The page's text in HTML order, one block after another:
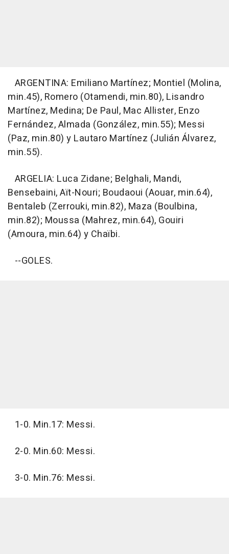
ARGENTINA: Emiliano Martínez; Montiel (Molina,
min.45), Romero (Otamendi, min.80), Lisandro
Martínez, Medina; De Paul, Mac Allister, Enzo
Fernández, Almada (González, min.55); Messi
(Paz, min.80) y Lautaro Martínez (Julián Álvarez,
min.55).
ARGELIA: Luca Zidane; Belghali, Mandi,
Bensebaini, Aït-Nouri; Boudaoui (Aouar, min.64),
Bentaleb (Zerrouki, min.82), Maza (Boulbina,
min.82); Moussa (Mahrez, min.64), Gouiri
(Amoura, min.64) y Chaïbi.
--GOLES.
1-0. Min.17: Messi.
2-0. Min.60: Messi.
3-0. Min.76: Messi.